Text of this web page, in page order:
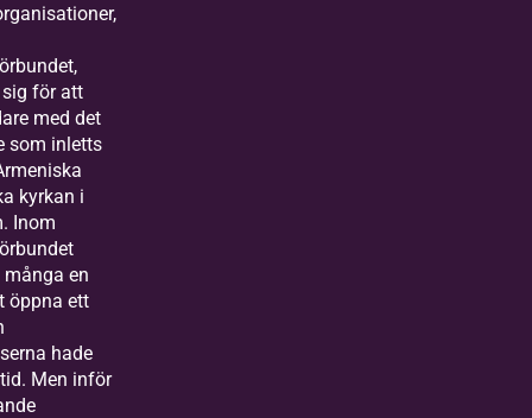
för att
med det
som inletts
kyrkan i
Inom
en
öppna ett
hade
Men inför